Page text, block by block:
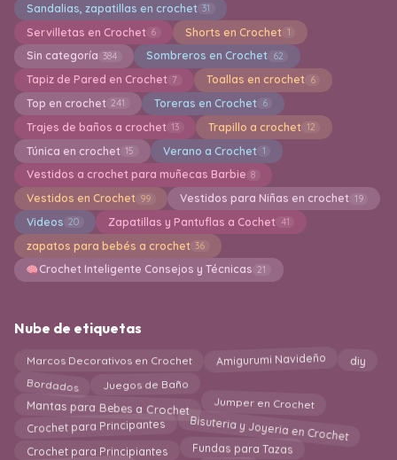
Sandalias, zapatillas en crochet 31
Servilletas en Crochet 6 Shorts en Crochet 1
Sin categoría 384 Sombreros en Crochet 62
Tapiz de Pared en Crochet 7 Toallas en crochet 6
Top en crochet 241 Toreras en Crochet 6
Trajes de baños a crochet 13 Trapillo a crochet 12
Túnica en crochet 15 Verano a Crochet 1
Vestidos a crochet para muñecas Barbie 8
Vestidos en Crochet 99 Vestidos para Niñas en crochet 19
Videos 20 Zapatillas y Pantuflas a Cochet 41
zapatos para bebés a crochet 36
Crochet Inteligente Consejos y Técnicas 21
Nube de etiquetas
Marcos Decorativos en Crochet Amigurumi Navideño diy
Bordados Juegos de Baño
Mantas para Bebes a Crochet Jumper en Crochet
Crochet para Principantes Bisuteria y Joyeria en Crochet
Crochet para Principiantes Fundas para Tazas